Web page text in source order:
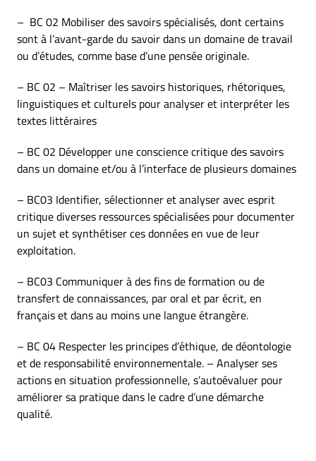
– BC 02 Mobiliser des savoirs spécialisés, dont certains
sont à l’avant-garde du savoir dans un domaine de travail
ou d’études, comme base d’une pensée originale.
– BC 02 – Maîtriser les savoirs historiques, rhétoriques,
linguistiques et culturels pour analyser et interpréter les
textes littéraires
– BC 02 Développer une conscience critique des savoirs
dans un domaine et/ou à l’interface de plusieurs domaines
– BC03 Identifier, sélectionner et analyser avec esprit
critique diverses ressources spécialisées pour documenter
un sujet et synthétiser ces données en vue de leur
exploitation.
– BC03 Communiquer à des fins de formation ou de
transfert de connaissances, par oral et par écrit, en
français et dans au moins une langue étrangère.
– BC 04 Respecter les principes d’éthique, de déontologie
et de responsabilité environnementale. – Analyser ses
actions en situation professionnelle, s’autoévaluer pour
améliorer sa pratique dans le cadre d’une démarche
qualité.